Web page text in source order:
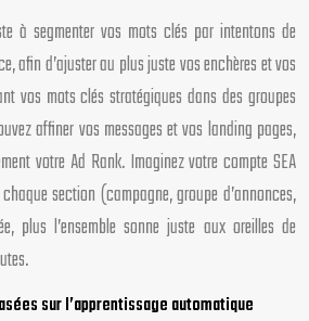
à segmenter vos mots clés par intentons de
afin d’ajuster au plus juste vos enchères et vos
vos mots clés stratégiques dans des groupes
affiner vos messages et vos landing pages,
votre Ad Rank. Imaginez votre compte SEA
section (campagne, groupe d’annonces,
plus l’ensemble sonne juste aux oreilles de
sur l’apprentissage automatique